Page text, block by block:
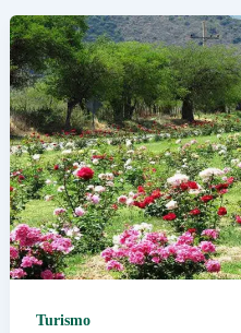
Mar
del
Plata
Turismo